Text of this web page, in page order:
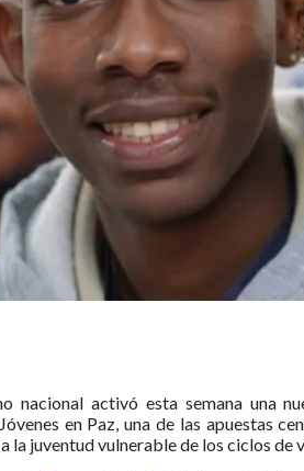
nacional activó esta semana una
en Paz, una de las apuestas
la juventud vulnerable de los ciclos de